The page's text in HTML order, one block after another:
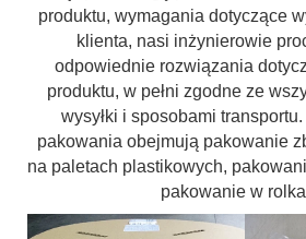
produktu, wymagania dotyczące
klienta, nasi inżynierowie
odpowiednie rozwiązania
produktu, w pełni zgodne ze
wysyłki i sposobami
pakowania obejmują pakowanie
na paletach plastikowych,
pakowanie w